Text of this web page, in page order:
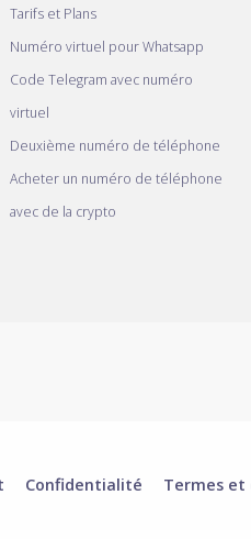
Tarifs et Plans
Numéro virtuel pour Whatsapp
Code Telegram avec numéro
virtuel
Deuxième numéro de téléphone
Acheter un numéro de téléphone
avec de la crypto
Confidentialité Termes et